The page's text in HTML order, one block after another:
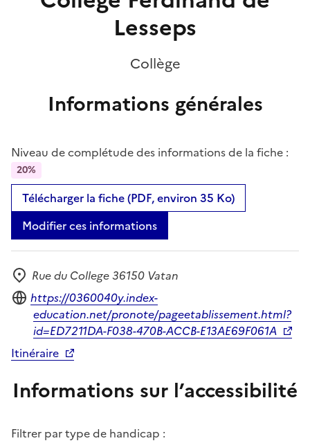
Lesseps
Collège
Informations générales
Niveau de complétude des informations de la fiche :
20%
Télécharger la fiche (PDF, environ 35 Ko)
Modifier ces informations
Adresse
Rue du College 36150 Vatan
Site internet
https://0360040y.index-
education.net/pronote/pageetablissement.html?
id=ED7211DA-F038-470B-ACCB-E13AE69F061A
Itinéraire
Informations sur l’accessibilité
Filtrer par type de handicap :